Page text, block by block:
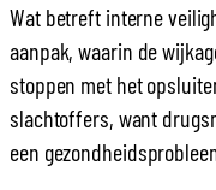
Wat betreft interne
aanpak, waarin de
stoppen met het
slachtoffers, want
een